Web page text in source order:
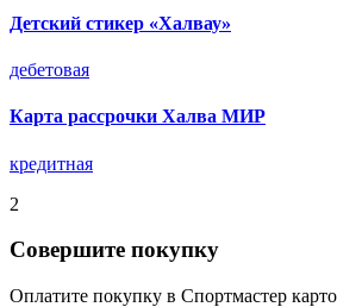
Детский стикер «Халвау»
дебетовая
Карта рассрочки Халва МИР
кредитная
2
Совершите покупку
Оплатите покупку в Спортмастер